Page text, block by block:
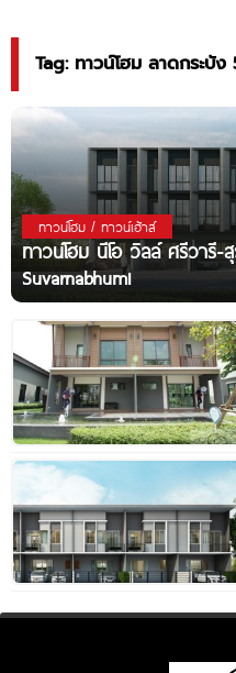
Tag: ทาวน์โฮม ลาดกระบัง
ทาวน์โฮม / ทาวน์เฮ้าส์
ทาวน์โฮม นีโอ วิลล์ ศรีวารี-
Suvarnabhumi